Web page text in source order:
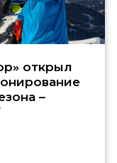
открыл
–